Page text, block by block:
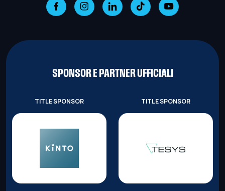
SPONSOR E PARTNER UFFICIALI
TITLE SPONSOR TITLE SPONSOR